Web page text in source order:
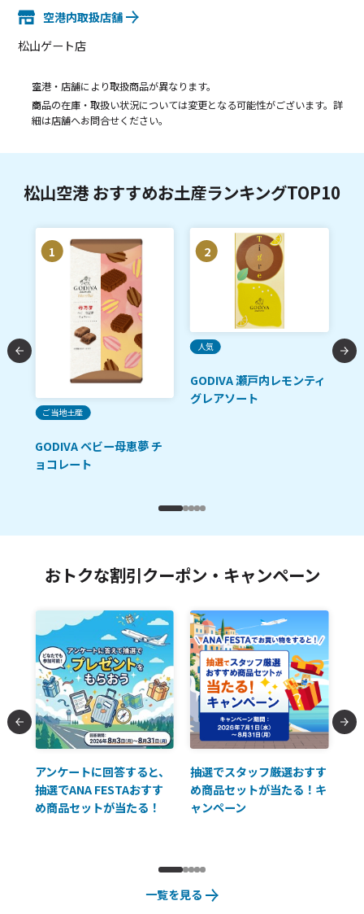
空港内取扱店舗
松山ゲート店
空港・店舗により取扱商品が異なります。
商品の在庫・取扱い状況については変更となる可能性がございます。詳
細は店舗へお問合せください。
松山空港 おすすめお土産ランキングTOP10
1
ご当地土産
GODIVA ベビー母恵夢 チ
ョコレート
2
人気
GODIVA 瀬戸内レモンティ
グレアソート
ご
おトクな割引クーポン・キャンペーン
アンケートに回答すると、
抽選でANA FESTAおすす
め商品セットが当たる！
抽選でスタッフ厳選おすす
め商品セットが当たる！キ
ャンペーン
一覧を見る